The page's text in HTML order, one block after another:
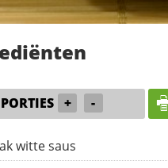
PORTIES + -
witte saus